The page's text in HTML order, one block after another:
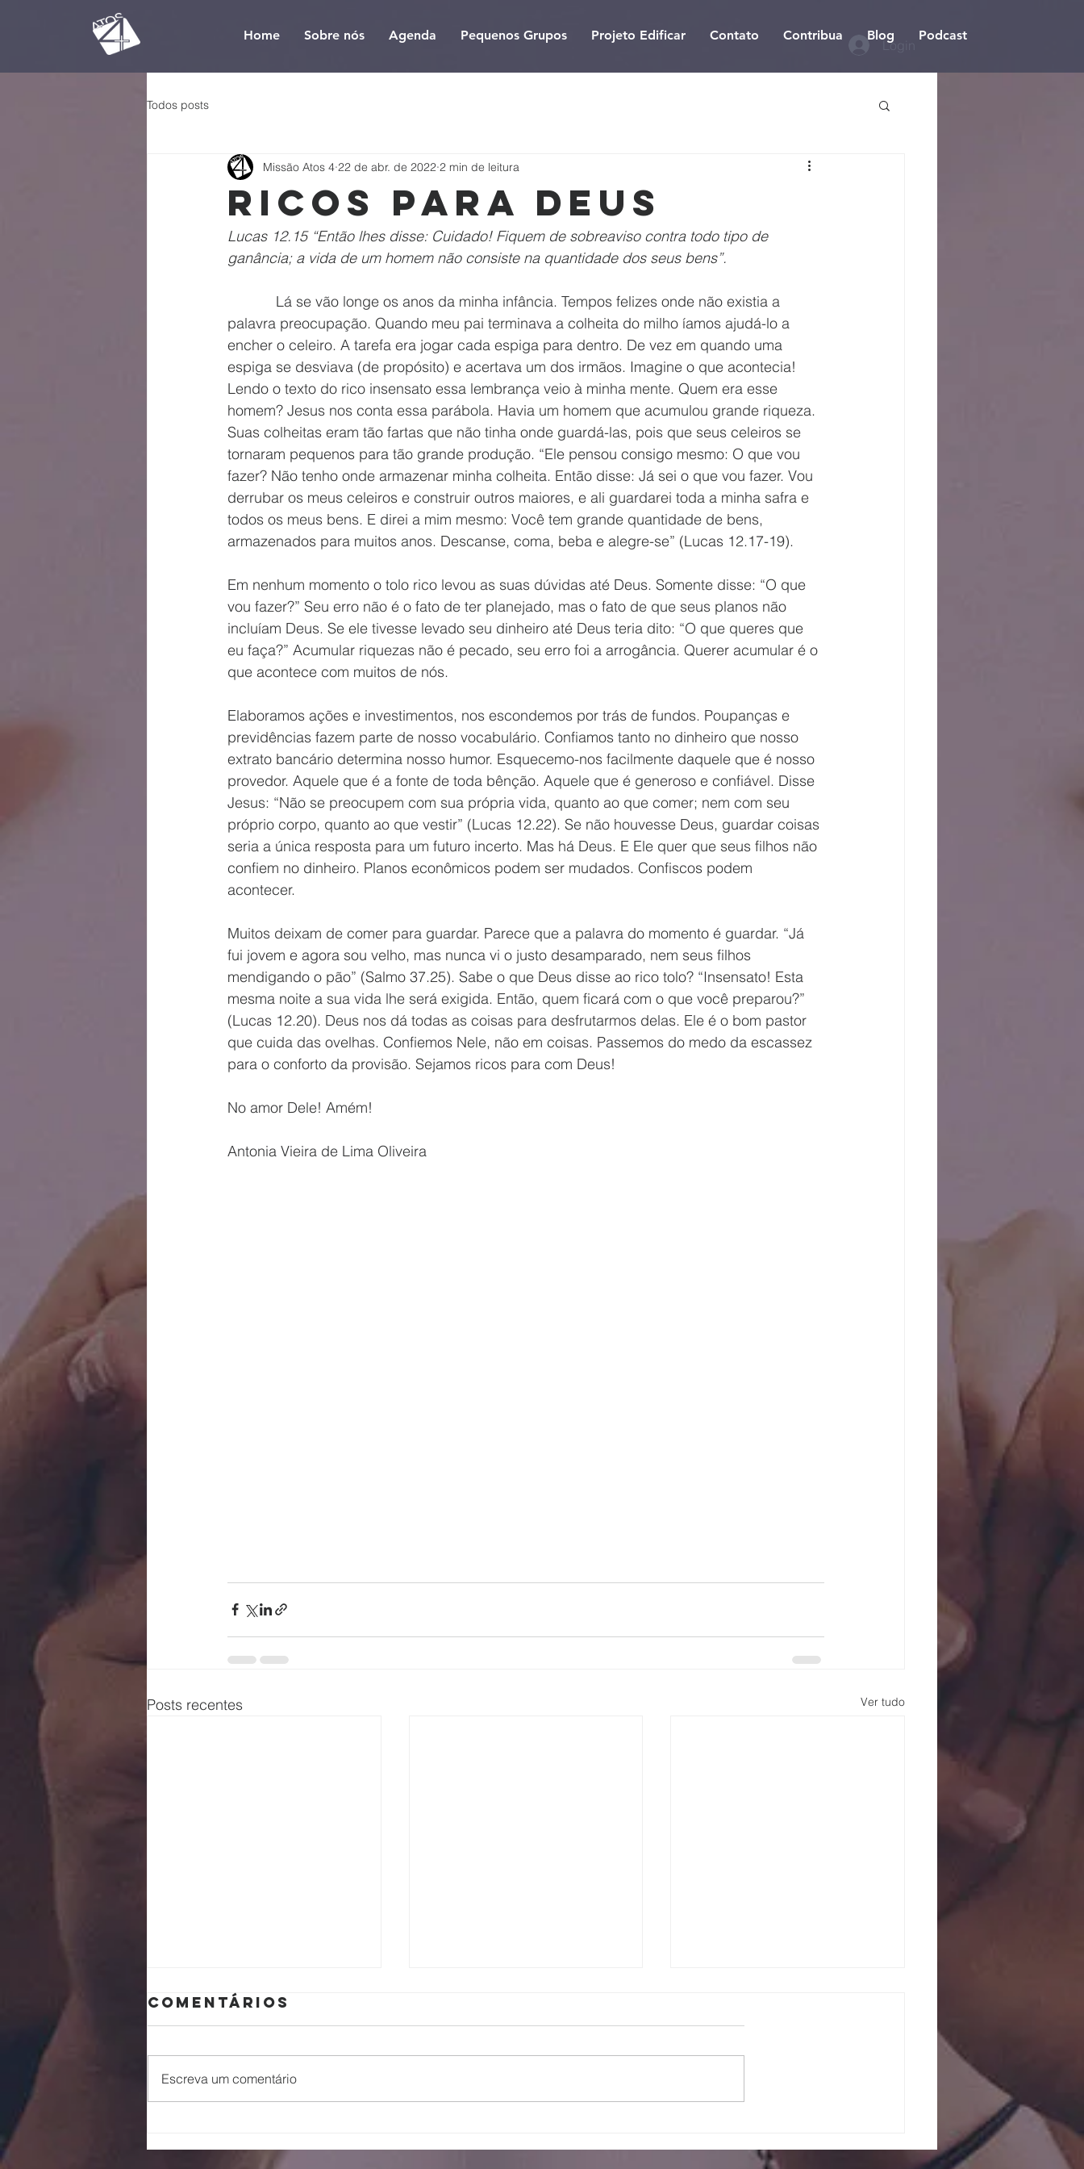
Home Sobre nós Agenda Pequenos Grupos Projeto Edificar Contato Contribua Blog Podcast
Login
Todos posts
Ricos para Deus
Missão Atos 4 22 de abr. de 2022 2 min de leitura
Lucas 12.15 “Então lhes disse: Cuidado! Fiquem de sobreaviso contra todo tipo de
ganância; a vida de um homem não consiste na quantidade dos seus bens”.
palavra preocupação. Quando meu pai terminava a colheita do milho íamos ajudá-lo a
encher o celeiro. A tarefa era jogar cada espiga para dentro. De vez em quando uma
espiga se desviava (de propósito) e acertava um dos irmãos. Imagine o que acontecia!
Lendo o texto do rico insensato essa lembrança veio à minha mente. Quem era esse
homem? Jesus nos conta essa parábola. Havia um homem que acumulou grande riqueza.
Suas colheitas eram tão fartas que não tinha onde guardá-las, pois que seus celeiros se
tornaram pequenos para tão grande produção. “Ele pensou consigo mesmo: O que vou
fazer? Não tenho onde armazenar minha colheita. Então disse: Já sei o que vou fazer. Vou
derrubar os meus celeiros e construir outros maiores, e ali guardarei toda a minha safra e
todos os meus bens. E direi a mim mesmo: Você tem grande quantidade de bens,
armazenados para muitos anos. Descanse, coma, beba e alegre-se” (Lucas 12.17-19).
Em nenhum momento o tolo rico levou as suas dúvidas até Deus. Somente disse: “O que
vou fazer?” Seu erro não é o fato de ter planejado, mas o fato de que seus planos não
incluíam Deus. Se ele tivesse levado seu dinheiro até Deus teria dito: “O que queres que
eu faça?” Acumular riquezas não é pecado, seu erro foi a arrogância. Querer acumular é o
que acontece com muitos de nós.
Elaboramos ações e investimentos, nos escondemos por trás de fundos. Poupanças e
previdências fazem parte de nosso vocabulário. Confiamos tanto no dinheiro que nosso
extrato bancário determina nosso humor. Esquecemo-nos facilmente daquele que é nosso
provedor. Aquele que é a fonte de toda bênção. Aquele que é generoso e confiável. Disse
Jesus: “Não se preocupem com sua própria vida, quanto ao que comer; nem com seu
próprio corpo, quanto ao que vestir” (Lucas 12.22). Se não houvesse Deus, guardar coisas
seria a única resposta para um futuro incerto. Mas há Deus. E Ele quer que seus filhos não
confiem no dinheiro. Planos econômicos podem ser mudados. Confiscos podem
acontecer.
Muitos deixam de comer para guardar. Parece que a palavra do momento é guardar. “Já
fui jovem e agora sou velho, mas nunca vi o justo desamparado, nem seus filhos
mendigando o pão” (Salmo 37.25). Sabe o que Deus disse ao rico tolo? “Insensato! Esta
mesma noite a sua vida lhe será exigida. Então, quem ficará com o que você preparou?”
(Lucas 12.20). Deus nos dá todas as coisas para desfrutarmos delas. Ele é o bom pastor
que cuida das ovelhas. Confiemos Nele, não em coisas. Passemos do medo da escassez
para o conforto da provisão. Sejamos ricos para com Deus!
No amor Dele! Amém!
Antonia Vieira de Lima Oliveira
Posts recentes Ver tudo
galhos
mais fortes
Comentários
Escreva um comentário